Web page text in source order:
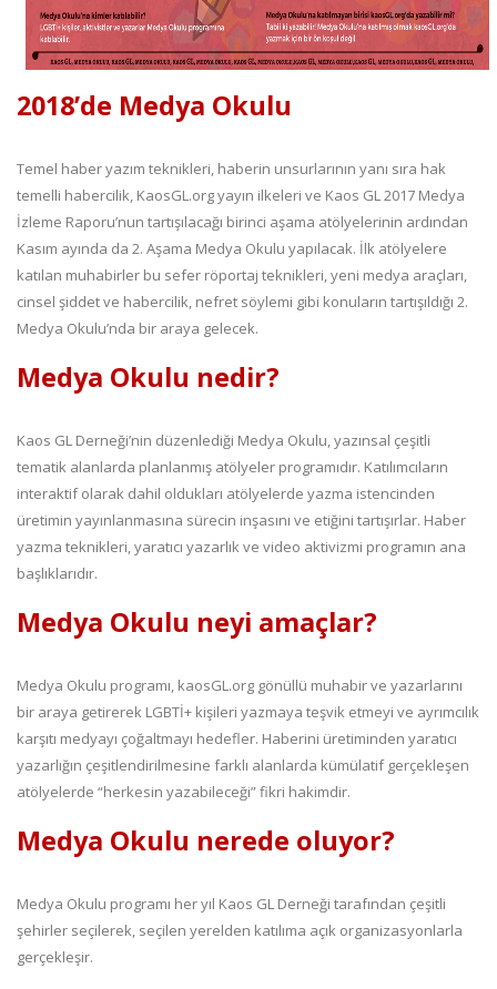
2018’de Medya Okulu
Temel haber yazım teknikleri, haberin unsurlarının yanı sıra hak
temelli habercilik, KaosGL.org yayın ilkeleri ve Kaos GL 2017 Medya
İzleme Raporu’nun tartışılacağı birinci aşama atölyelerinin ardından
Kasım ayında da 2. Aşama Medya Okulu yapılacak. İlk atölyelere
katılan muhabirler bu sefer röportaj teknikleri, yeni medya araçları,
cinsel şiddet ve habercilik, nefret söylemi gibi konuların tartışıldığı 2.
Medya Okulu’nda bir araya gelecek.
Medya Okulu nedir?
Kaos GL Derneği’nin düzenlediği Medya Okulu, yazınsal çeşitli
tematik alanlarda planlanmış atölyeler programıdır. Katılımcıların
interaktif olarak dahil oldukları atölyelerde yazma istencinden
üretimin yayınlanmasına sürecin inşasını ve etiğini tartışırlar. Haber
yazma teknikleri, yaratıcı yazarlık ve video aktivizmi programın ana
başlıklarıdır.
Medya Okulu neyi amaçlar?
Medya Okulu programı, kaosGL.org gönüllü muhabir ve yazarlarını
bir araya getirerek LGBTİ+ kişileri yazmaya teşvik etmeyi ve ayrımcılık
karşıtı medyayı çoğaltmayı hedefler. Haberini üretiminden yaratıcı
yazarlığın çeşitlendirilmesine farklı alanlarda kümülatif gerçekleşen
atölyelerde “herkesin yazabileceği” fikri hakimdir.
Medya Okulu nerede oluyor?
Medya Okulu programı her yıl Kaos GL Derneği tarafından çeşitli
şehirler seçilerek, seçilen yerelden katılıma açık organizasyonlarla
gerçekleşir.